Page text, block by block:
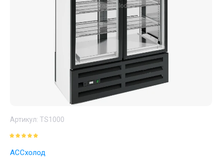
Артикул: TS1000
АССхолод